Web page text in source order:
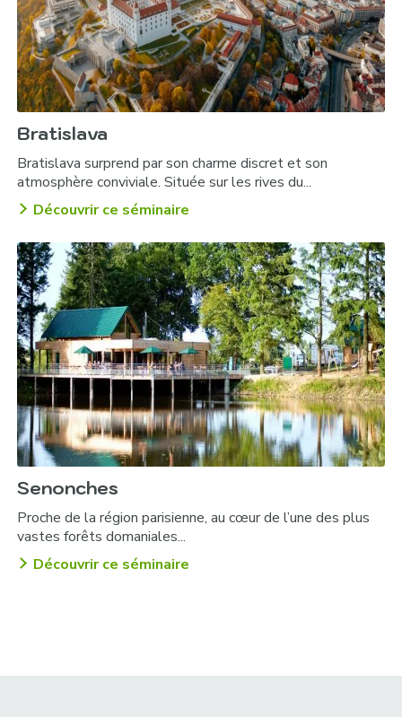
Bratislava
Bratislava surprend par son charme discret et son
atmosphère conviviale. Située sur les rives du...
Découvrir ce séminaire
Senonches
Proche de la région parisienne, au cœur de l’une des plus
vastes forêts domaniales...
Découvrir ce séminaire